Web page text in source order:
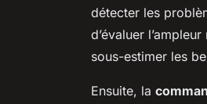
détecter les
d’évaluer
sous-estimer les
Ensuite, la